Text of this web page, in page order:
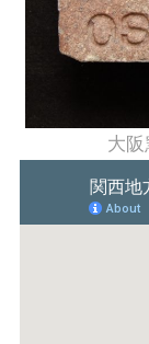
大